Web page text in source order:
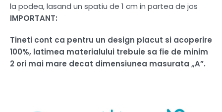
la podea, lasand un spatiu de 1 cm in partea de jos
IMPORTANT:
Tineti cont ca pentru un design placut si acoperire
100%, latimea materialului trebuie sa fie de minim
2 ori mai mare decat dimensiunea masurata „A”.